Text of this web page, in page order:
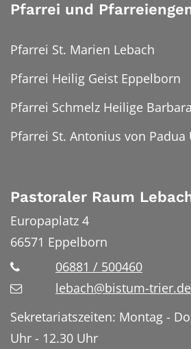
Pfarrei und
Pfarrei St. Marien Lebach
Pfarrei Heilig Geist Eppelborn
Pfarrei Schmelz Heilige Barbara
Pfarrei St. Antonius von Padua
Pastoraler Raum
Europaplatz 4
66571 Eppelborn
06881 / 500460
lebach@bistum-trier.de
Sekretariatszeiten: Montag -
Uhr - 12.30 Uhr